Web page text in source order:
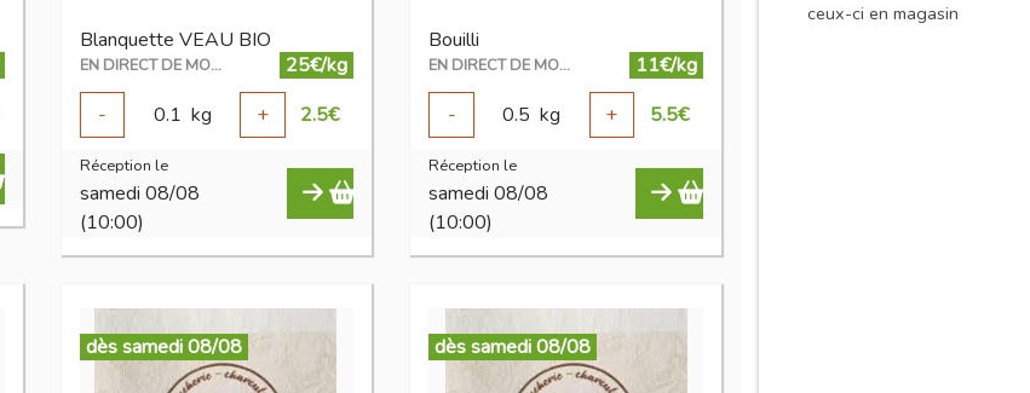
Blanquette VEAU BIO
EN DIRECT DE MON ÉLEVAGE
25€/kg
-
0.1 kg + 2.5€
Réception le
samedi 08/08
(10:00)
Bouilli
EN DIRECT DE MON ÉLEVAGE
11€/kg
-
0.5 kg + 5.5€
Réception le
samedi 08/08
(10:00)
dès samedi 08/08 dès samedi 08/08
ceux-ci en magasin